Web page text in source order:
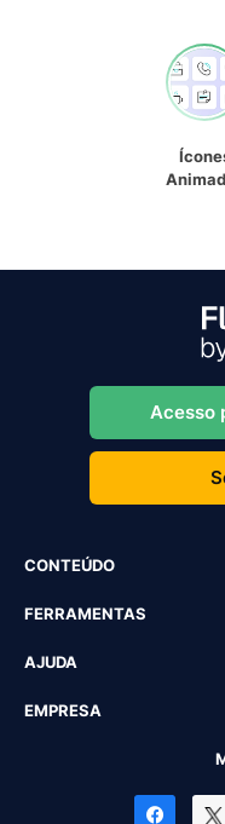
Acesso
CONTEÚDO
FERRAMENTAS
AJUDA
EMPRESA